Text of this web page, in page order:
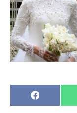
Share
on